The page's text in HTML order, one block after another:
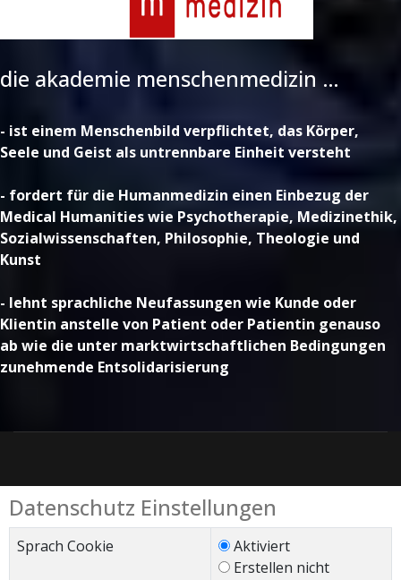
die akademie menschenmedizin …
- ist einem Menschenbild verpflichtet, das Körper,
Seele und Geist als untrennbare Einheit versteht
- fordert für die Humanmedizin einen Einbezug der
Medical Humanities wie Psychotherapie, Medizinethik,
Sozialwissenschaften, Philosophie, Theologie und
Kunst
- lehnt sprachliche Neufassungen wie Kunde oder
Klientin anstelle von Patient oder Patientin genauso
ab wie die unter marktwirtschaftlichen Bedingungen
zunehmende Entsolidarisierung
Datenschutz Einstellungen
Sprach Cookie
Aktiviert
Erstellen nicht